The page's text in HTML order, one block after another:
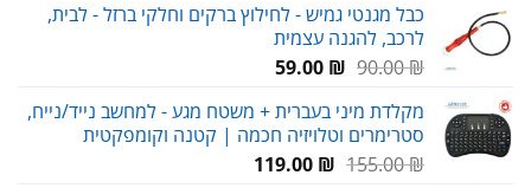
כבל מגנטי גמיש - לחילוץ ברקים וחלקי ברזל - לבית,
לרכב, להגנה עצמית
90.00₪
המחיר
היה:
90.00 ₪.
59.00 ₪
המחיר
הוא:
59.00 ₪.
מקלדת מיני בעברית + משטח מגע - למחשב נייד/נייח,
סטרימרים וטלויזיה חכמה | קטנה וקומפקטית
155.00₪
המחיר119.00 ₪
המחיר